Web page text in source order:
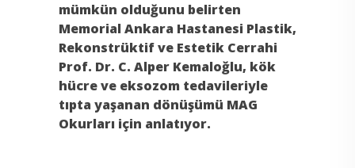
mümkün olduğunu belirten
Memorial Ankara Hastanesi Plastik,
Rekonstrüktif ve Estetik Cerrahi
Prof. Dr. C. Alper Kemaloğlu, kök
hücre ve eksozom tedavileriyle
tıpta yaşanan dönüşümü MAG
Okurları için anlatıyor.